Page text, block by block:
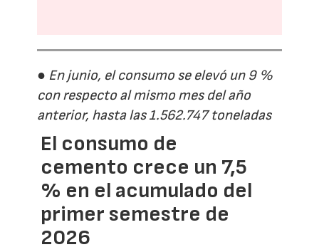
● En junio, el consumo se elevó un 9 %
con respecto al mismo mes del año
anterior, hasta las 1.562.747 toneladas
El consumo de
cemento crece un 7,5
% en el acumulado del
primer semestre de
2026